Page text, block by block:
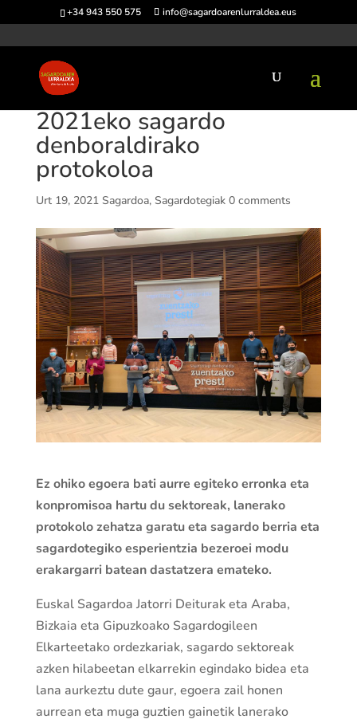
+34 943 550 575 info@sagardoarenlurraldea.eus
2021eko sagardo
denboraldirako
protokoloa
Urt 19, 2021 Sagardoa, Sagardotegiak 0 comments
Ez ohiko egoera bati aurre egiteko erronka eta
konpromisoa hartu du sektoreak, lanerako
protokolo zehatza garatu eta sagardo berria eta
sagardotegiko esperientzia bezeroei modu
erakargarri batean dastatzera emateko.
Euskal Sagardoa Jatorri Deiturak eta Araba,
Bizkaia eta Gipuzkoako Sagardogileen
Elkarteetako ordezkariak, sagardo sektoreak
azken hilabeetan elkarrekin egindako bidea eta
lana aurkeztu dute gaur, egoera zail honen
aurrean eta muga guztien gainetik lanerako